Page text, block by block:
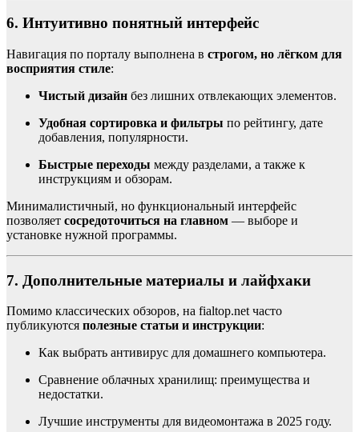
6. Интуитивно понятный интерфейс
Навигация по порталу выполнена в строгом, но лёгком для
восприятия стиле:
Чистый дизайн без лишних отвлекающих элементов.
Удобная сортировка и фильтры по рейтингу, дате
добавления, популярности.
Быстрые переходы между разделами, а также к
инструкциям и обзорам.
Минималистичный, но функциональный интерфейс
позволяет сосредоточиться на главном — выборе и
установке нужной программы.
7. Дополнительные материалы и лайфхаки
Помимо классических обзоров, на fialtop.net часто
публикуются полезные статьи и инструкции:
Как выбрать антивирус для домашнего компьютера.
Сравнение облачных хранилищ: преимущества и
недостатки.
Лучшие инструменты для видеомонтажа в 2025 году.